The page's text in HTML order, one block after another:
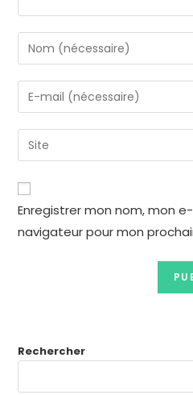
Enregistrer mon nom, mon
navigateur pour mon
Rechercher